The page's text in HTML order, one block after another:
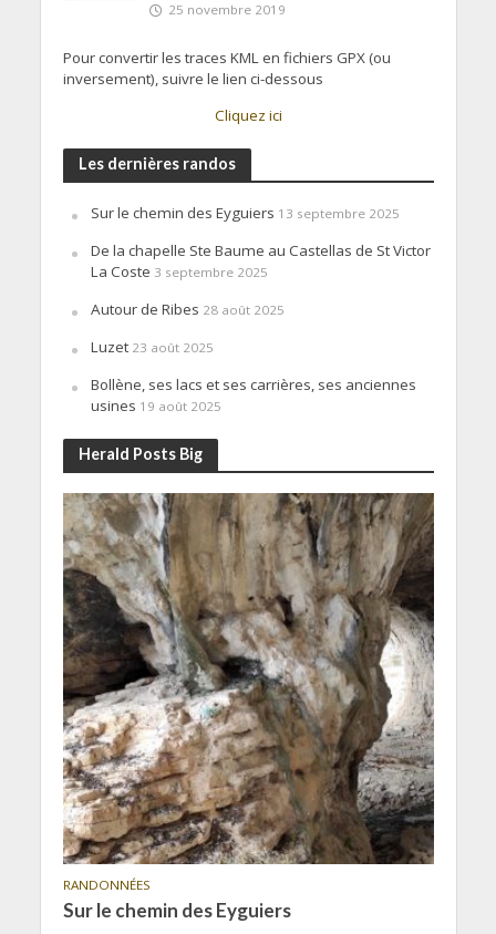
25 novembre 2019
Pour convertir les traces KML en fichiers GPX (ou
inversement), suivre le lien ci-dessous
Cliquez ici
Les dernières randos
Sur le chemin des Eyguiers 13 septembre 2025
De la chapelle Ste Baume au Castellas de St Victor
La Coste 3 septembre 2025
Autour de Ribes 28 août 2025
Luzet 23 août 2025
Bollène, ses lacs et ses carrières, ses anciennes
usines 19 août 2025
Herald Posts Big
RANDONNÉES
Sur le chemin des Eyguiers